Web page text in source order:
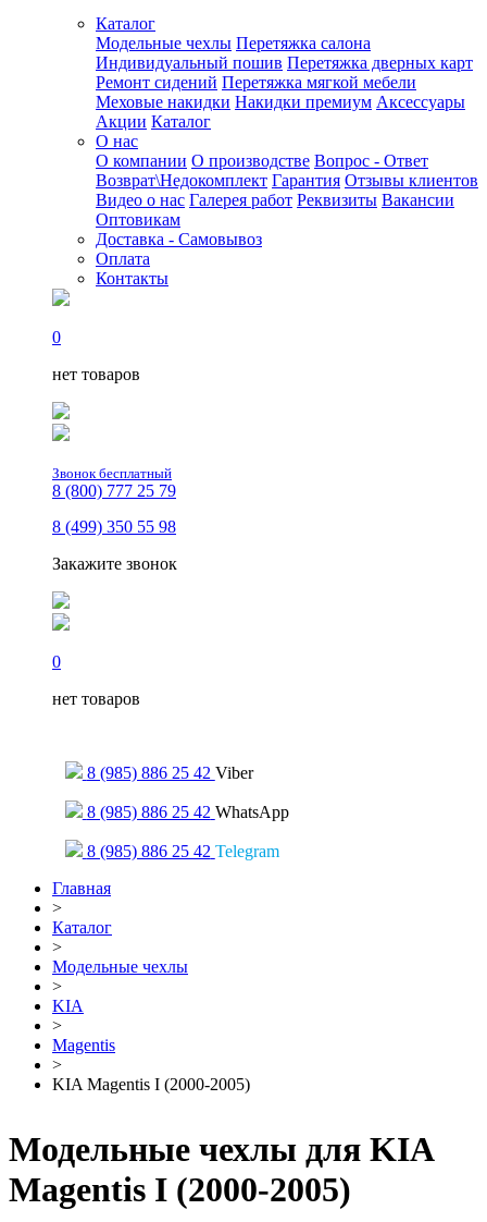
Каталог
Модельные чехлы Перетяжка салона
Индивидуальный пошив Перетяжка дверных карт
Ремонт сидений Перетяжка мягкой мебели
Меховые накидки Накидки премиум Аксессуары
Акции Каталог
О нас
О компании О производстве Вопрос - Ответ
Возврат\Недокомплект Гарантия Отзывы клиентов
Видео о нас Галерея работ Реквизиты Вакансии
Оптовикам
Доставка - Самовывоз
Оплата
Контакты
0
нет товаров
Звонок бесплатный
8 (800) 777 25 79
8 (499) 350 55 98
Закажите звонок
0
нет товаров
8 (985) 886 25 42 Viber
8 (985) 886 25 42 WhatsApp
8 (985) 886 25 42 Telegram
Главная
>
Каталог
>
Модельные чехлы
>
KIA
>
Magentis
>
KIA Magentis I (2000-2005)
Модельные чехлы для KIA
Magentis I (2000-2005)